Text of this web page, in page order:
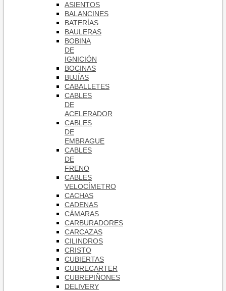
ASIENTOS
BALANCINES
BATERÍAS
BAULERAS
BOBINA
DE
IGNICIÓN
BOCINAS
BUJÍAS
CABALLETES
CABLES
DE
ACELERADOR
CABLES
DE
EMBRAGUE
CABLES
DE
FRENO
CABLES
VELOCÍMETRO
CACHAS
CADENAS
CÁMARAS
CARBURADORES
CARCAZAS
CILINDROS
CRISTO
CUBIERTAS
CUBRECARTER
CUBREPIÑONES
DELIVERY